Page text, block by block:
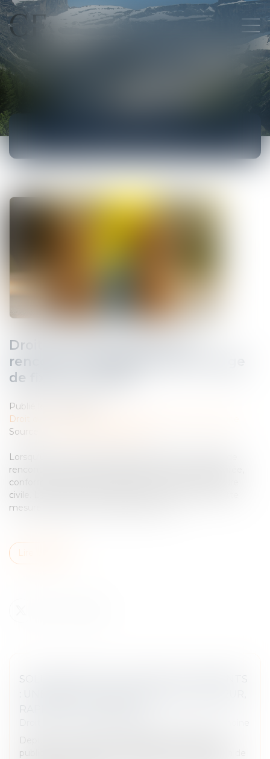
Droit de visite en espace de
rencontre : l’obligation pour le juge
de fixer une durée
Publié le :
Droit de la famille, des personnes et de leur patrimoine
Source :
Lorsqu'un droit de visite est exercé dans un espace de
rencontre, le juge doit impérativement en fixer la durée,
conformément à l'article 1180-5 du Code de procédure
civile. L'absence de précision quant à la durée de cette
mesure constitue une violation de la loi...
Lire la suite
SOLIDARITÉ FISCALE ENTRE EX-CONJOINTS
: UNE RÉFORME APPLIQUÉE AVEC RIGUEUR,
RAPIDITÉ ET HUMANITÉ
Depuis un an, la direction générale des Finances
publiques (DGFiP) s'est mobilisée pour l'application de